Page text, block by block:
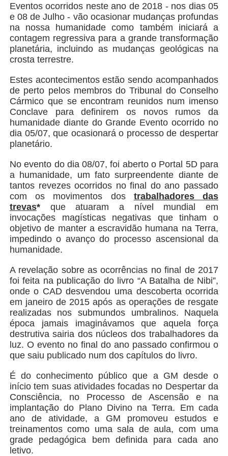
Eventos ocorridos neste ano de 2018 - nos dias 05
e 08 de Julho - vão ocasionar mudanças profundas
na nossa humanidade como também iniciará a
contagem regressiva para a grande transformação
planetária, incluindo as mudanças geológicas na
crosta terrestre.
Estes acontecimentos estão sendo acompanhados
de perto pelos membros do Tribunal do Conselho
Cármico que se encontram reunidos num imenso
Conclave para definirem os novos rumos da
humanidade diante do Grande Evento ocorrido no
dia 05/07, que ocasionará o processo de despertar
planetário.
No evento do dia 08/07, foi aberto o Portal 5D para
a humanidade, um fato surpreendente diante de
tantos revezes ocorridos no final do ano passado
com os movimentos dos trabalhadores das
trevas*que atuaram a nível mundial em
invocações magísticas negativas que tinham o
objetivo de manter a escravidão humana na Terra,
impedindo o avanço do processo ascensional da
humanidade.
A revelação sobre as ocorrências no final de 2017
foi feita na publicação do livro “A Batalha de Nibi”,
onde o CAD desvendou uma descoberta ocorrida
em janeiro de 2015 após as operações de resgate
realizadas nos submundos umbralinos. Naquela
época jamais imaginávamos que aquela força
destrutiva sairia dos núcleos dos trabalhadores da
luz. O evento no final do ano passado confirmou o
que saiu publicado num dos capítulos do livro.
É do conhecimento público que a GM desde o
início tem suas atividades focadas no Despertar da
Consciência, no Processo de Ascensão e na
implantação do Plano Divino na Terra. Em cada
ano de atividade, a GM promoveu estudos e
treinamentos como uma sala de aula, com uma
grade pedagógica bem definida para cada ano
letivo.